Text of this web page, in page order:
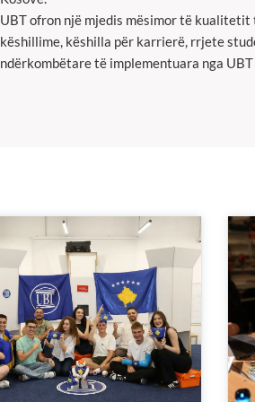
UBT ofron një mjedis mësimor të
këshillime, këshilla për karrierë, rrjete
ndërkombëtare të implementuara nga